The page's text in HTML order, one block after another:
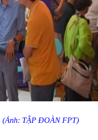
(Ảnh: TẬP ĐOÀN FPT)